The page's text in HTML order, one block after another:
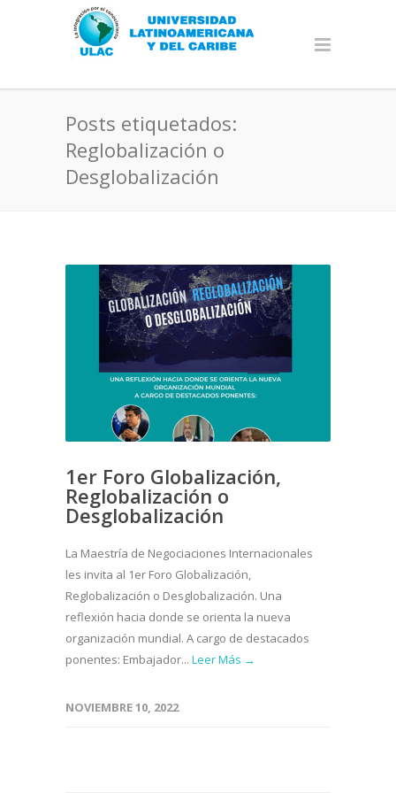
Posts etiquetados:
Reglobalización o
Desglobalización
1er Foro Globalización,
Reglobalización o
Desglobalización
La Maestría de Negociaciones Internacionales
les invita al 1er Foro Globalización,
Reglobalización o Desglobalización. Una
reflexión hacia donde se orienta la nueva
organización mundial. A cargo de destacados
ponentes: Embajador... Leer Más →
NOVIEMBRE 10, 2022